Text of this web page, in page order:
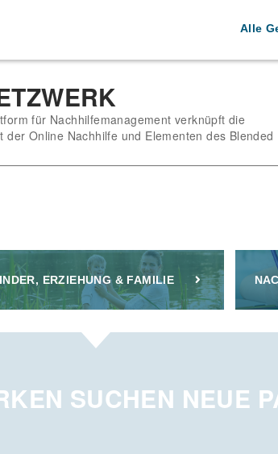
Alle
für Nachhilfemanagement verknüpft die
der Online Nachhilfe und Elementen des Blended
ERZIEHUNG & FAMILIE
SUCHEN NEUE